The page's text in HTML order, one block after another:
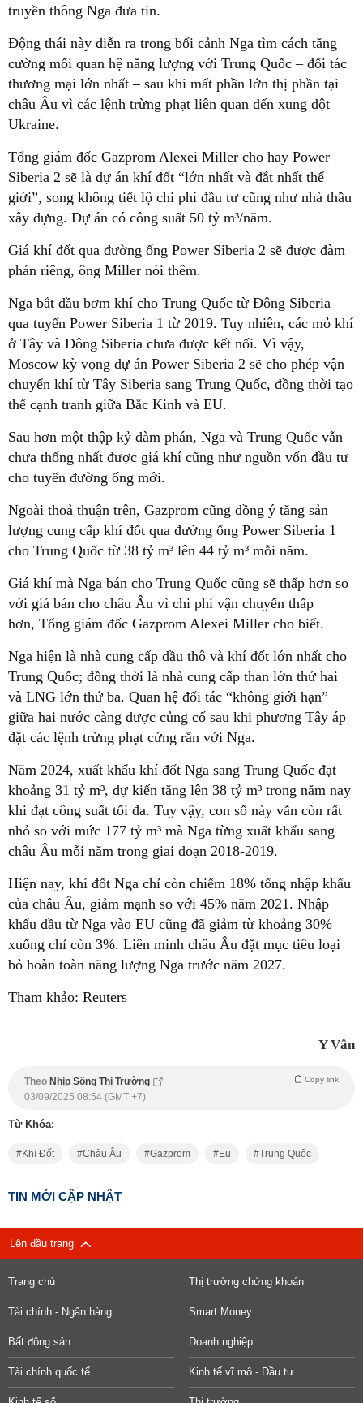
truyền thông Nga đưa tin.
Động thái này diễn ra trong bối cảnh Nga tìm cách tăng
cường mối quan hệ năng lượng với Trung Quốc – đối tác
thương mại lớn nhất – sau khi mất phần lớn thị phần tại
châu Âu vì các lệnh trừng phạt liên quan đến xung đột
Ukraine.
Tổng giám đốc Gazprom Alexei Miller cho hay Power
Siberia 2 sẽ là dự án khí đốt “lớn nhất và đắt nhất thế
giới”, song không tiết lộ chi phí đầu tư cũng như nhà thầu
xây dựng. Dự án có công suất 50 tỷ m³/năm.
Giá khí đốt qua đường ống Power Siberia 2 sẽ được đàm
phán riêng, ông Miller nói thêm.
Nga bắt đầu bơm khí cho Trung Quốc từ Đông Siberia
qua tuyến Power Siberia 1 từ 2019. Tuy nhiên, các mỏ khí
ở Tây và Đông Siberia chưa được kết nối. Vì vậy,
Moscow kỳ vọng dự án Power Siberia 2 sẽ cho phép vận
chuyển khí từ Tây Siberia sang Trung Quốc, đồng thời tạo
thế cạnh tranh giữa Bắc Kinh và EU.
Sau hơn một thập kỷ đàm phán, Nga và Trung Quốc vẫn
chưa thống nhất được giá khí cũng như nguồn vốn đầu tư
cho tuyến đường ống mới.
Ngoài thoả thuận trên, Gazprom cũng đồng ý tăng sản
lượng cung cấp khí đốt qua đường ống Power Siberia 1
cho Trung Quốc từ 38 tỷ m³ lên 44 tỷ m³ mỗi năm.
Giá khí mà Nga bán cho Trung Quốc cũng sẽ thấp hơn so
với giá bán cho châu Âu vì chi phí vận chuyển thấp
hơn, Tổng giám đốc Gazprom Alexei Miller cho biết.
Nga hiện là nhà cung cấp dầu thô và khí đốt lớn nhất cho
Trung Quốc; đồng thời là nhà cung cấp than lớn thứ hai
và LNG lớn thứ ba. Quan hệ đối tác “không giới hạn”
giữa hai nước càng được củng cố sau khi phương Tây áp
đặt các lệnh trừng phạt cứng rắn với Nga.
Năm 2024, xuất khẩu khí đốt Nga sang Trung Quốc đạt
khoảng 31 tỷ m³, dự kiến tăng lên 38 tỷ m³ trong năm nay
khi đạt công suất tối đa. Tuy vậy, con số này vẫn còn rất
nhỏ so với mức 177 tỷ m³ mà Nga từng xuất khẩu sang
châu Âu mỗi năm trong giai đoạn 2018-2019.
Hiện nay, khí đốt Nga chỉ còn chiếm 18% tổng nhập khẩu
của châu Âu, giảm mạnh so với 45% năm 2021. Nhập
khẩu dầu từ Nga vào EU cũng đã giảm từ khoảng 30%
xuống chỉ còn 3%. Liên minh châu Âu đặt mục tiêu loại
bỏ hoàn toàn năng lượng Nga trước năm 2027.
Tham khảo: Reuters
Y Vân
Theo Nhịp Sống Thị Trường Copy link
03/09/2025 08:54 (GMT +7)
Từ Khóa:
Khí Đốt Châu Âu Gazprom Eu Trung Quốc
TIN MỚI CẬP NHẬT
Lên đầu trang
Trang chủ Thị trường chứng khoán
Tài chính - Ngân hàng Smart Money
Bất động sản Doanh nghiệp
Tài chính quốc tế Kinh tế vĩ mô - Đầu tư